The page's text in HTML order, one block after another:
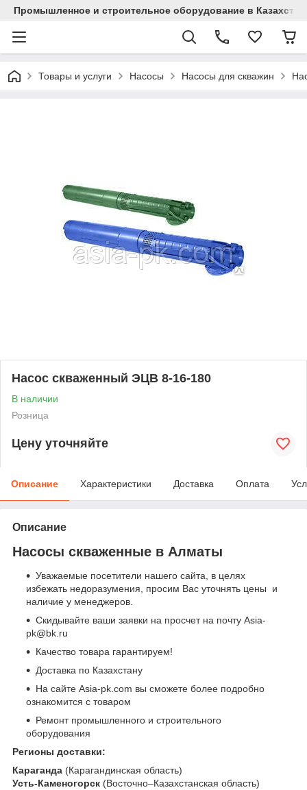
Промышленное и строительное оборудование в
Товары и услуги Насосы Насосы для скважин
Насос скваженный ЭЦВ 8-16-180
В наличии
Розница
Цену уточняйте
Описание Характеристики Доставка Оплата
Описание
Насосы скваженные в Алматы
Уважаемые посетители нашего сайта, в целях
избежать недоразумения, просим Вас уточнять цены и
наличие у менеджеров.
Скидывайте ваши заявки на просчет на почту Asia-
pk@bk.ru
Качество товара гарантируем!
Доставка по Казахстану
На сайте Asia-pk.com вы сможете более подробно
ознакомится с товаром
Ремонт промышленного и строительного
оборудования
Регионы доставки:
Караганда (Карагандинская область)
Усть-Каменогорск (Восточно–Казахстанская область)